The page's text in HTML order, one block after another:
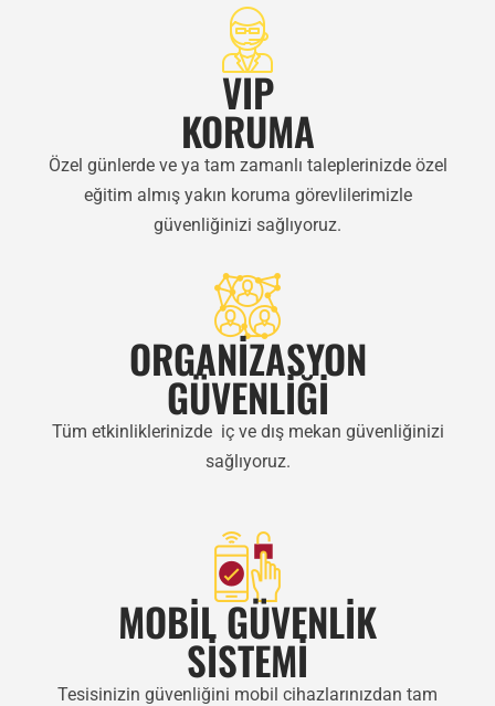
VIP
KORUMA
Özel günlerde ve ya tam zamanlı taleplerinizde özel
eğitim almış yakın koruma görevlilerimizle
güvenliğinizi sağlıyoruz.
ORGANİZASYON
GÜVENLİĞİ
Tüm etkinliklerinizde iç ve dış mekan güvenliğinizi
sağlıyoruz.
MOBİL GÜVENLİK
SİSTEMİ
Tesisinizin güvenliğini mobil cihazlarınızdan tam